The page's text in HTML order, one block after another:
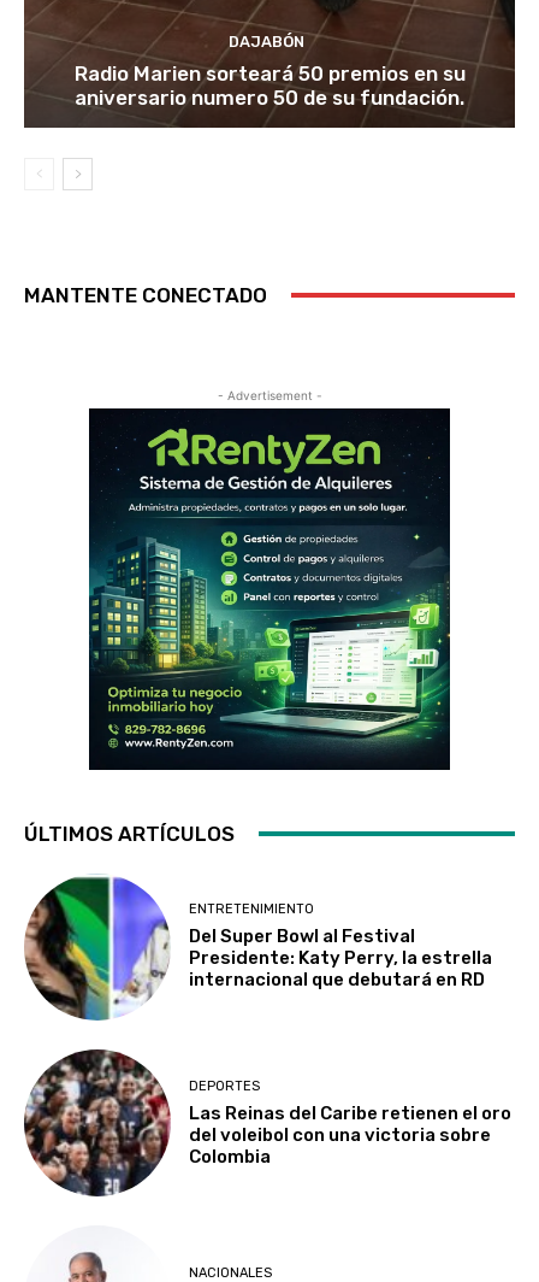
DAJABÓN
Radio Marien sorteará 50 premios en su
aniversario numero 50 de su fundación.
MANTENTE CONECTADO
- Advertisement -
ÚLTIMOS ARTÍCULOS
ENTRETENIMIENTO
Del Super Bowl al Festival
Presidente: Katy Perry, la estrella
internacional que debutará en RD
DEPORTES
Las Reinas del Caribe retienen el oro
del voleibol con una victoria sobre
Colombia
NACIONALES